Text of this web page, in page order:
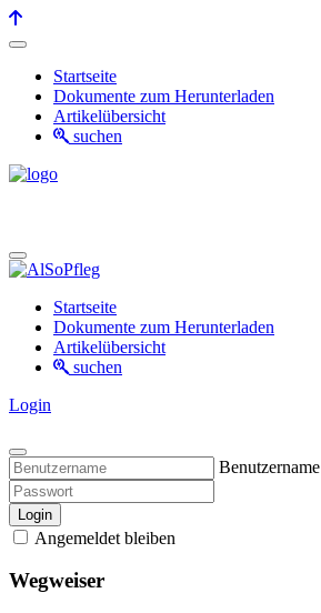
Startseite
Dokumente zum Herunterladen
Artikelübersicht
suchen
Startseite
Dokumente zum Herunterladen
Artikelübersicht
suchen
Login
Benutzername
Login
Angemeldet bleiben
Wegweiser